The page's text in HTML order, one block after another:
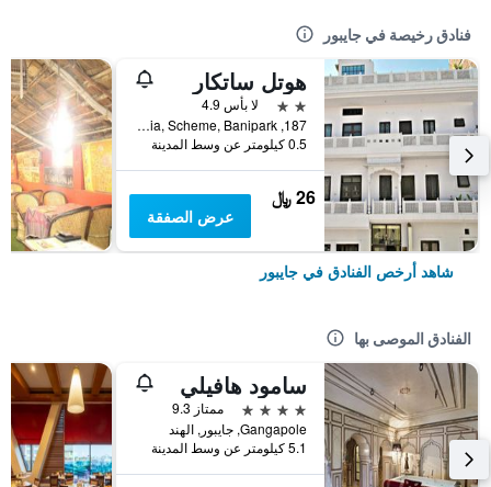
فنادق رخيصة في جايبور
هوتل ساتكار
2 نجمتين
لا بأس 4.9
187, Barodia, Scheme, Banipark, جايبور, الهند
0.5 كيلومتر عن وسط المدينة
26 ﷼
عرض الصفقة
شاهد أرخص الفنادق في جايبور
الفنادق الموصى بها
سامود هافيلي
4 نجوم
ممتاز 9.3
Gangapole, جايبور, الهند
5.1 كيلومتر عن وسط المدينة